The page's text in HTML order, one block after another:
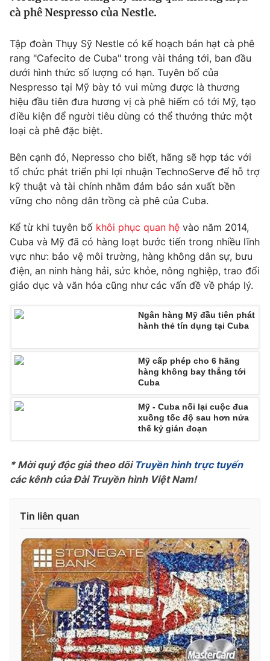
Tin tức
Thế giới đó đây
Câu chuyện quốc tế
Tài chính
Thị trường
Góc doanh nghiệp
Dữ liệu và đời sống
Truyền hình
Phim VTV
Nhân vật
Khán giả
Giải sao mai
Giải trí
Điện ảnh
Âm nhạc
Sao
Đời sống
Du lịch
Chất lượng cuộc sống
Giáo dục
Tuyển sinh
Học trực tuyến
Công nghệ
Hitech Công nghệ tương lai
Sản phẩm
Thị trường
Giao lưu trực tuyến
Lịch phát sóng
Chuyên mục khác
Podcast
Photo Infographic
VTV Money VTV Thể thao
VTV Sức khoẻ
Thị trường 24h Tấm lòng Việt
VTV4 Vươn mình bằng AI
VTV9 VTV8
Liên hệ tòa soạn English
cà phê Nespresso của Nestle.
Tập đoàn Thụy Sỹ Nestle có kế hoạch bán hạt cà phê
rang "Cafecito de Cuba" trong vài tháng tới, ban đầu
dưới hình thức số lượng có hạn. Tuyên bố của
Nespresso tại Mỹ bày tỏ vui mừng được là thương
hiệu đầu tiên đưa hương vị cà phê hiếm có tới Mỹ, tạo
điều kiện để người tiêu dùng có thể thưởng thức một
loại cà phê đặc biệt.
Bên cạnh đó, Nepresso cho biết, hãng sẽ hợp tác với
tổ chức phát triển phi lợi nhuận TechnoServe để hỗ trợ
kỹ thuật và tài chính nhằm đảm bảo sản xuất bền
vững cho nông dân trồng cà phê của Cuba.
Kể từ khi tuyên bố khôi phục quan hệ vào năm 2014,
Cuba và Mỹ đã có hàng loạt bước tiến trong nhiều lĩnh
vực như: bảo vệ môi trường, hàng không dân sự, bưu
điện, an ninh hàng hải, sức khỏe, nông nghiệp, trao đổi
giáo dục và văn hóa cũng như các vấn đề về pháp lý.
Ngân hàng Mỹ đầu tiên phát
hành thẻ tín dụng tại Cuba
Mỹ cấp phép cho 6 hãng
hàng không bay thẳng tới
Cuba
Mỹ - Cuba nối lại cuộc đua
xuồng tốc độ sau hơn nửa
thế kỷ gián đoạn
* Mời quý độc giả theo dõi Truyền hình trực tuyến
các kênh của Đài Truyền hình Việt Nam!
Tin liên quan